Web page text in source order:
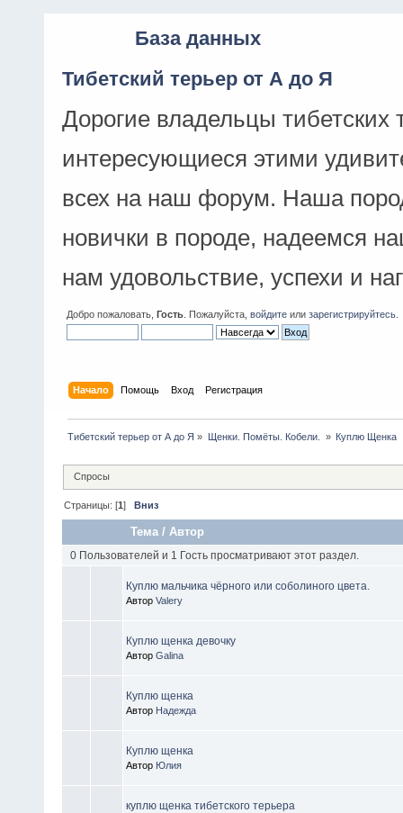
База данных
Тибетский терьер от А до Я
Дорогие владельцы
интересующиеся этими
всех на наш форум. Наша
новички в породе, надеемся
нам удовольствие, успехи и
Добро пожаловать, Гость . Пожалуйста, войдите или зарегистрируйтесь
Начало Помощь Вход Регистрация
Тибетский терьер от А до Я » Щенки. Помëты. Кобели. » Куплю Щенка
Спросы
Страницы: [1]Вниз
Тема / Автор
0 Пользователей и 1 Гость просматривают этот раздел.
Куплю мальчика чёрного или соболиного цвета.
Автор Valery
Куплю щенка девочку
Автор Galina
Куплю щенка
Автор Надежда
Куплю щенка
Автор Юлия
куплю щенка тибетского терьера